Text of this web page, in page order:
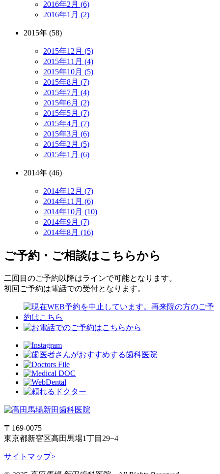
2016年2月 (6)
2016年1月 (2)
2015年 (58)
2015年12月 (5)
2015年11月 (4)
2015年10月 (5)
2015年8月 (7)
2015年7月 (4)
2015年6月 (2)
2015年5月 (7)
2015年4月 (7)
2015年3月 (6)
2015年2月 (5)
2015年1月 (6)
2014年 (46)
2014年12月 (7)
2014年11月 (6)
2014年10月 (10)
2014年9月 (7)
2014年8月 (16)
ご予約・ご相談はこちらから
二回目のご予約以降はラインで可能となります。
初回ご予約は電話での受付となります。
〒169-0075
東京都新宿区高田馬場1丁目29−4
サイトマップ>